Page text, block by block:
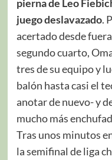
pierna de Leo
juego deslavazado.
acertado desde
segundo cuarto,
tres de su equipo y
balón hasta casi el
anotar de nuevo- y
mucho más
Tras unos minutos
la semifinal de liga